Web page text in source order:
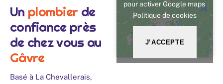
Un plombier de
confiance près
de chez vous au
Gâvre
Basé à La Chevallerais,
pour activer Google maps
Politique de cookies
J’ACCEPTE